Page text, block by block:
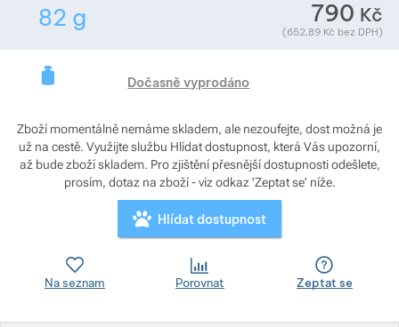
82 g Hmotnost v gramech. Téměř všechno zboží
790 Kč
(652,89 Kč bez DPH)
Dočasně vyprodáno
Zboží momentálně nemáme skladem, ale nezoufejte, dost možná je
už na cestě. Využijte službu Hlídat dostupnost, která Vás upozorní,
až bude zboží skladem. Pro zjištění přesnější dostupnosti odešlete,
prosím, dotaz na zboží - viz odkaz 'Zeptat se' níže.
Hlídat dostupnost
Na seznam Porovnat Zeptat se
Zobrazit více
Zobrazit více